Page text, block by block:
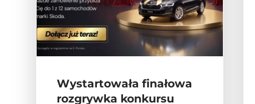
Wystartowała finałowa
rozgrywka konkursu